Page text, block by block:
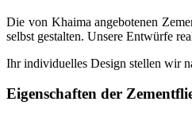
Die von Khaima angebotenen
selbst gestalten. Unsere Entwürfe
Ihr individuelles Design stellen wir
Eigenschaften der